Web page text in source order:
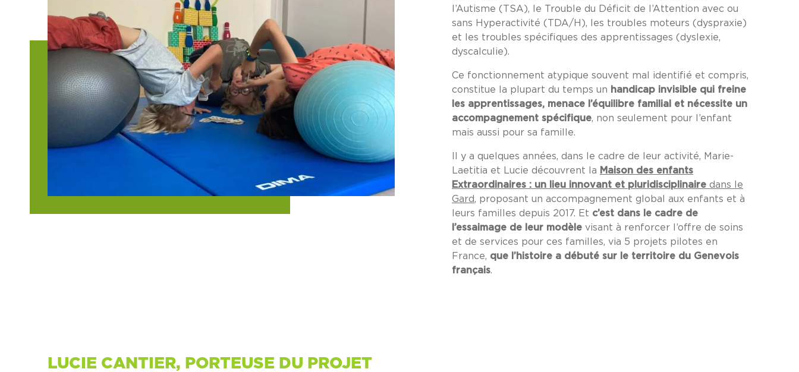
l’Autisme (TSA), le Trouble du Déficit de l’Attention avec ou
sans Hyperactivité (TDA/H), les troubles moteurs (dyspraxie)
et les troubles spécifiques des apprentissages (dyslexie,
dyscalculie).
Ce fonctionnement atypique souvent mal identifié et compris,
constitue la plupart du temps un handicap invisible qui freine
les apprentissages, menace l’équilibre familial et nécessite un
accompagnement spécifique, non seulement pour l’enfant
mais aussi pour sa famille.
Il y a quelques années, dans le cadre de leur activité, Marie-
Laetitia et Lucie découvrent la Maison des enfants
Extraordinaires : un lieu innovant et pluridisciplinairedans le
Gard, proposant un accompagnement global aux enfants et à
leurs familles depuis 2017. Et c’est dans le cadre de
l’essaimage de leur modèlevisant à renforcer l’offre de soins
et de services pour ces familles, via 5 projets pilotes en
France, que l’histoire a débuté sur le territoire du Genevois
français.
LUCIE CANTIER, PORTEUSE DU PROJET